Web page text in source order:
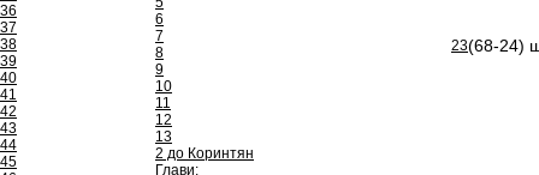
36
37
38
39
40
41
42
43
44
45
6
7
8
9
10
11
12
13
2 до Коринтян
Глави:
23(68-24)